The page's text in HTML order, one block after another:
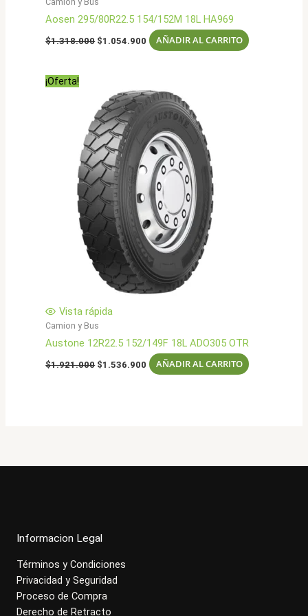
Aosen 295/80R22.5 154/152M 18L HA969
$1.318.000 El
$1.054.900 El
precio
AÑADIR AL CARRITO
¡Oferta!
Vista rápida
Camion y Bus
Austone 12R22.5 152/149F 18L ADO305 OTR
$1.921.000 El
$1.536.900 El
precio
AÑADIR AL CARRITO
Informacion Legal
Términos y Condiciones
Privacidad y Seguridad
Proceso de Compra
Derecho de Retracto